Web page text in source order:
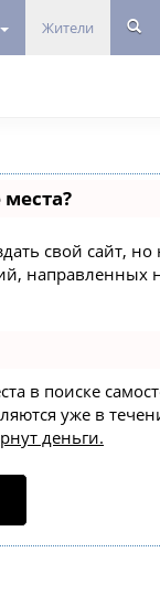
Жители
свой сайт,
в поиске
уже в
деньги.